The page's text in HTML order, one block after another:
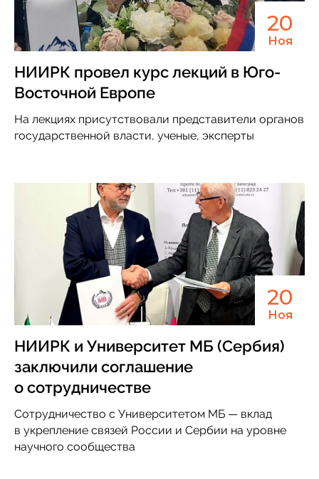
20
Ноя
НИИРК провел курс лекций в Юго-
Восточной Европе
На лекциях присутствовали представители органов
государственной власти, ученые, эксперты
20
Ноя
НИИРК и Университет МБ (Сербия)
заключили соглашение
о сотрудничестве
Сотрудничество с Университетом МБ — вклад
в укрепление связей России и Сербии на уровне
научного сообщества